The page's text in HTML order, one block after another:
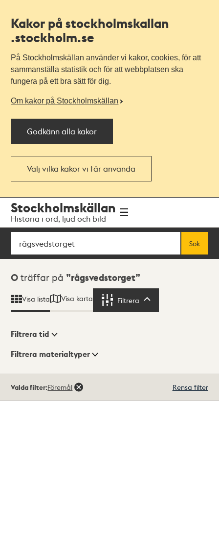
Kakor på stockholmskallan
.stockholm.se
På Stockholmskällan använder vi kakor, cookies, för att
sammanställa statistik och för att webbplatsen ska
fungera på ett bra sätt för dig.
Om kakor på Stockholmskällan
Godkänn alla kakor
Välj vilka kakor vi får använda
navigationen
huvudinnehållet
Stockholmskällan
Historia i ord, ljud och bild
Sök
Sök
Sökresultat
0 träffar på rågsvedstorget
Visa lista Visa karta Filtrera
Visningsläge
Filtrera tid
Filtrera materialtyper
träffar
Valda filter:Föremål Rensa filter